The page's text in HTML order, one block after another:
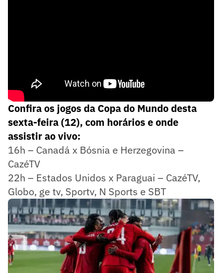
Confira os jogos da Copa do Mundo desta
sexta-feira (12), com horários e onde
assistir ao vivo:
16h – Canadá x Bósnia e Herzegovina –
CazéTV
22h – Estados Unidos x Paraguai – CazéTV,
Globo, ge tv, Sportv, N Sports e SBT